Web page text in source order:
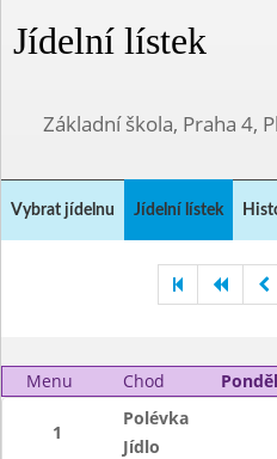
Jídelní lístek
Základní škola, Praha 4,
Vybrat jídelnu Jídelní lístek
Menu Chod
1
Polévka
Jídlo